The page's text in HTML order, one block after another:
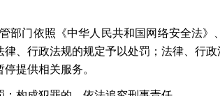
部门依照《中华人民共和国网络安全法
、行政法规的规定予以处罚；法律、行
提供相关服务。